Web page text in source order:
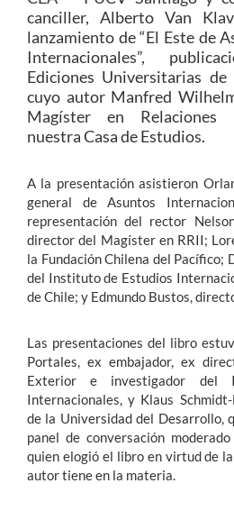
canciller, Alberto Van
lanzamiento de “El Este de
Internacionales”,
Ediciones Universitarias de
cuyo autor Manfred
Magíster en Relaciones
nuestra Casa de Estudios.
A la presentación asistieron
general de Asuntos
representación del rector
director del Magíster en RRII;
la Fundación Chilena del Pacífico;
del Instituto de Estudios
de Chile; y Edmundo Bustos,
Las presentaciones del libro
Portales, ex embajador, ex
Exterior e investigador del
Internacionales, y Klaus
de la Universidad del Desarrollo,
panel de conversación
quien elogió el libro en virtud de
autor tiene en la materia.